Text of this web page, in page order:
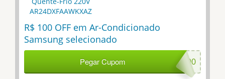
R$ 100 OFF em Ar-Condicionado
Samsung selecionado
Pegar Cupom SAM100